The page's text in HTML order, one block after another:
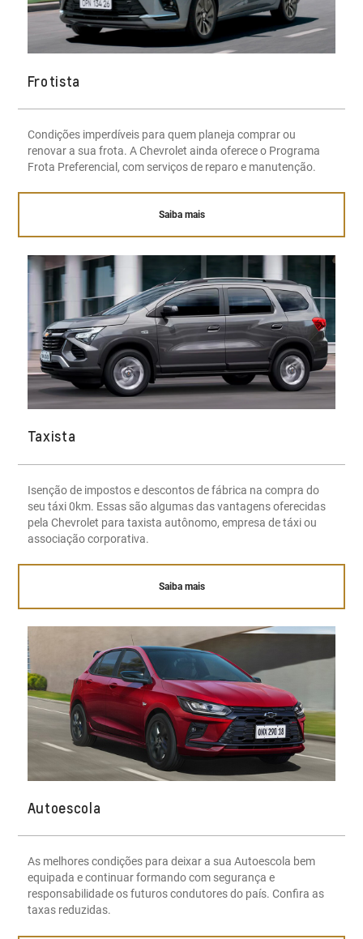
Frotista
Condições imperdíveis para quem planeja comprar ou
renovar a sua frota. A Chevrolet ainda oferece o Programa
Frota Preferencial, com serviços de reparo e manutenção.
Saiba mais
Taxista
Isenção de impostos e descontos de fábrica na compra do
seu táxi 0km. Essas são algumas das vantagens oferecidas
pela Chevrolet para taxista autônomo, empresa de táxi ou
associação corporativa.
Saiba mais
Autoescola
As melhores condições para deixar a sua Autoescola bem
equipada e continuar formando com segurança e
responsabilidade os futuros condutores do país. Confira as
taxas reduzidas.